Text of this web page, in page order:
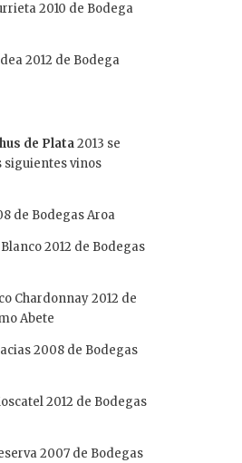
2010 de Bodega
2012 de Bodega
de Plata2013 se
siguientes vinos
de Bodegas Aroa
2012 de Bodegas
Chardonnay 2012 de
Abete
2008 de Bodegas
2012 de Bodegas
2007 de Bodegas